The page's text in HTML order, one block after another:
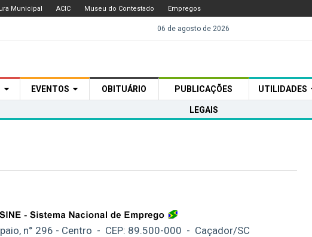
Municipal ACIC Museu do Contestado Empregos
06 de agosto de 2026
EVENTOS OBITUÁRIO PUBLICAÇÕES
LEGAIS
UTILIDADES
n° 296 - Centro - CEP: 89.500-000 - Caçador/SC